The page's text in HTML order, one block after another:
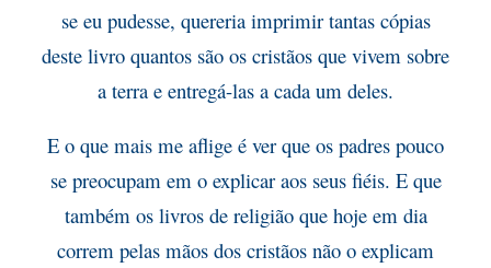
se eu pudesse, quereria imprimir tantas cópias
deste livro quantos são os cristãos que vivem sobre
a terra e entregá-las a cada um deles.
E o que mais me aflige é ver que os padres pouco
se preocupam em o explicar aos seus fiéis. E que
também os livros de religião que hoje em dia
correm pelas mãos dos cristãos não o explicam